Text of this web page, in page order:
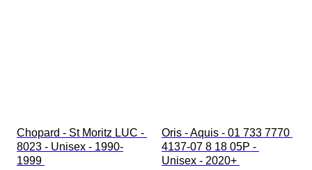
Chopard - St Moritz LUC -
8023 - Unisex - 1990-
1999
Oris - Aquis - 01 733 7770
4137-07 8 18 05P -
Unisex - 2020+